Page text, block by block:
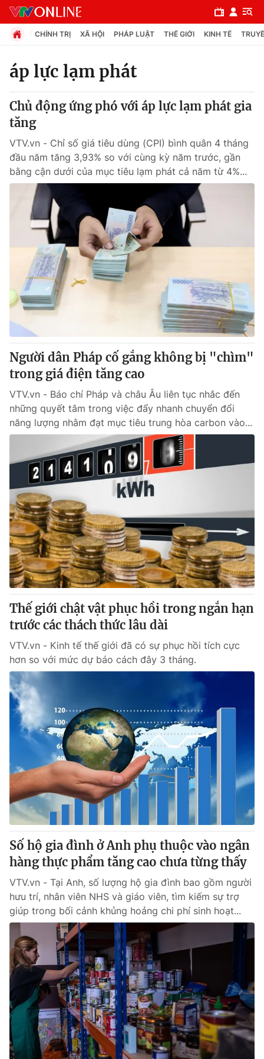
Chuyên mục
Chính trị
Xã hội
Pháp luật
Thế giới
Tin tức
Thế giới đó đây
Câu chuyện quốc tế
Kinh tế
Tài chính
Thị trường
Góc doanh nghiệp
Dữ liệu và đời sống
Truyền hình
Phim VTV
Hậu trường
Nhân vật
Khán giả
Giải sao mai
Giải trí
Điện ảnh
Sao
Đời sống
Làm đẹp
Chất lượng cuộc sống
Giáo dục
Tuyển sinh
Học trực tuyến
Công nghệ
Hitech Công nghệ tương lai
Sản phẩm
Thị trường
Tư vấn
Giao lưu trực tuyến
Lịch phát sóng
Chuyên mục khác
Emagazine Podcast
Photo Infographic
Video Shorts video
VTV Money VTV Thể thao
VTV Sức khoẻ Bất động sản
Thị trường 24h Tấm lòng Việt
VTV4 Vươn mình bằng AI
VTV9 VTV8
Liên hệ tòa soạn English
THỜI BÁO VTV
Theo dõi báo trên
Cơ quan chủ quản:Đài Truyền hình Việt Nam
Cơ quan báo chí:Thời báo VTV
CHÍNH TRỊ XÃ HỘI PHÁP LUẬT THẾ GIỚI KINH TẾ
áp lực lạm phát
Chủ động ứng phó với áp lực lạm phát gia
tăng
VTV.vn - Chỉ số giá tiêu dùng (CPI) bình quân 4 tháng
đầu năm tăng 3,93% so với cùng kỳ năm trước, gần
bằng cận dưới của mục tiêu lạm phát cả năm từ 4%...
Người dân Pháp cố gắng không bị "chìm"
trong giá điện tăng cao
VTV.vn - Báo chí Pháp và châu Âu liên tục nhắc đến
những quyết tâm trong việc đẩy nhanh chuyển đổi
năng lượng nhằm đạt mục tiêu trung hòa carbon vào...
Thế giới chật vật phục hồi trong ngắn hạn
trước các thách thức lâu dài
VTV.vn - Kinh tế thế giới đã có sự phục hồi tích cực
hơn so với mức dự báo cách đây 3 tháng.
Số hộ gia đình ở Anh phụ thuộc vào ngân
hàng thực phẩm tăng cao chưa từng thấy
VTV.vn - Tại Anh, số lượng hộ gia đình bao gồm người
hưu trí, nhân viên NHS và giáo viên, tìm kiếm sự trợ
giúp trong bối cảnh khủng hoảng chi phí sinh hoạt...